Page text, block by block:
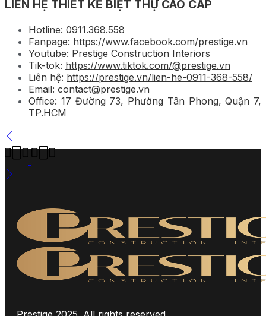
LIÊN HỆ THIẾT KẾ BIỆT THỰ CAO CẤP
Hotline: 0911.368.558
Fanpage: https://www.facebook.com/prestige.vn
Youtube: Prestige Construction Interiors
Tik-tok: https://www.tiktok.com/@prestige.vn
Liên hệ: https://prestige.vn/lien-he-0911-368-558/
Email: contact@prestige.vn
Office: 17 Đường 73, Phường Tân Phong, Quận 7,
TP.HCM